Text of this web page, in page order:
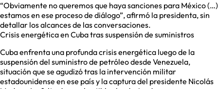
“Obviamente no queremos que haya sanciones para México (…)
estamos en ese proceso de diálogo”, afirmó la presidenta, sin
detallar los alcances de las conversaciones.
Crisis energética en Cuba tras suspensión de suministros
Cuba enfrenta una profunda crisis energética luego de la
suspensión del suministro de petróleo desde Venezuela,
situación que se agudizó tras la intervención militar
estadounidense en ese país y la captura del presidente Nicolás